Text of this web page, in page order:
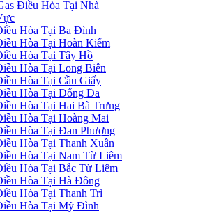
Điều Hòa Tại Nhà
Hòa Tại Ba Đình
Hòa Tại Hoàn Kiếm
Hòa Tại Tây Hồ
Hòa Tại Long Biên
Hòa Tại Cầu Giấy
Hòa Tại Đống Đa
Hòa Tại Hai Bà Trưng
Hòa Tại Hoàng Mai
Hòa Tại Đan Phượng
Hòa Tại Thanh Xuân
Hòa Tại Nam Từ Liêm
Hòa Tại Bắc Từ Liêm
Hòa Tại Hà Đông
Hòa Tại Thanh Trì
Hòa Tại Mỹ Đình